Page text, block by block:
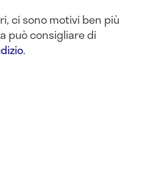
ci sono motivi ben più
può consigliare di
.